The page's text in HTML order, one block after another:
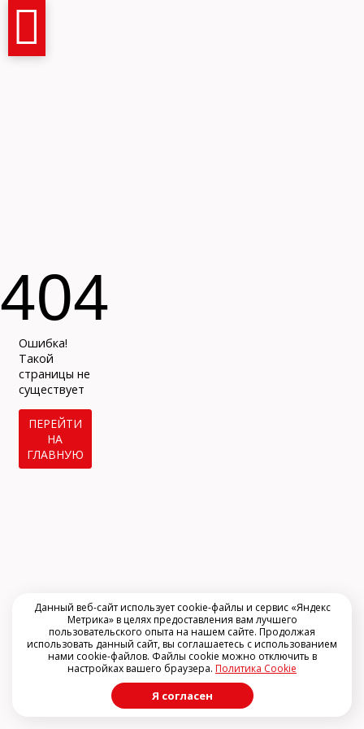
404
Ошибка!
Такой
страницы не
существует
ПЕРЕЙТИ
НА
ГЛАВНУЮ
Контактный телефон
arclinic@mail.ru
Данный веб-сайт использует cookie-файлы и сервис «Яндекс
Метрика» в целях предоставления вам лучшего
пользовательского опыта на нашем сайте. Продолжая
использовать данный сайт, вы соглашаетесь с использованием
нами cookie-файлов. Файлы cookie можно отключить в
настройках вашего браузера. Политика Cookie
Я согласен